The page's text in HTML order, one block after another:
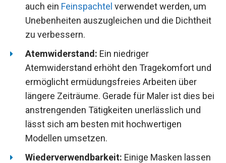
auch ein Feinspachtel verwendet werden, um
Unebenheiten auszugleichen und die Dichtheit
zu verbessern.
Atemwiderstand: Ein niedriger
Atemwiderstand erhöht den Tragekomfort und
ermöglicht ermüdungsfreies Arbeiten über
längere Zeiträume. Gerade für Maler ist dies bei
anstrengenden Tätigkeiten unerlässlich und
lässt sich am besten mit hochwertigen
Modellen umsetzen.
Wiederverwendbarkeit: Einige Masken lassen